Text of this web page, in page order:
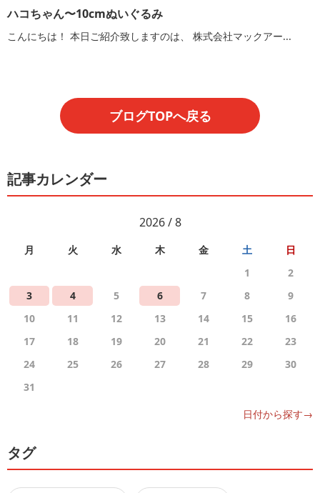
ハコちゃん〜10cmぬいぐるみ
こんにちは！ 本日ご紹介致しますのは、 株式会社マックアー...
ブログTOPへ戻る
記事カレンダー
2026 / 8
月 火 水 木 金 土
日
1
2
3
4 5 6 7 8
9
10
11 12 13 14 15
16
17
18 19 20 21 22
23
24
25 26 27 28 29
30
31
日付から探す→
タグ